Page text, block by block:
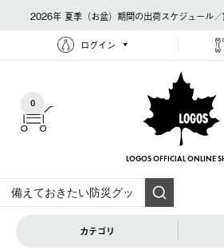
2026年 夏季（お盆）期間の出荷スケジュール
ログイン
0
LOGOS OFFICIAL ONLINE
カテゴリ